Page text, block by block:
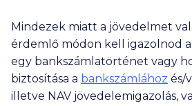
Mindezek miatt a jövedelmet
érdemlő módon kell igazolnod
egy bankszámlatörténet vagy
biztosítása a bankszámlához és/
illetve NAV jövedelemigazolás,